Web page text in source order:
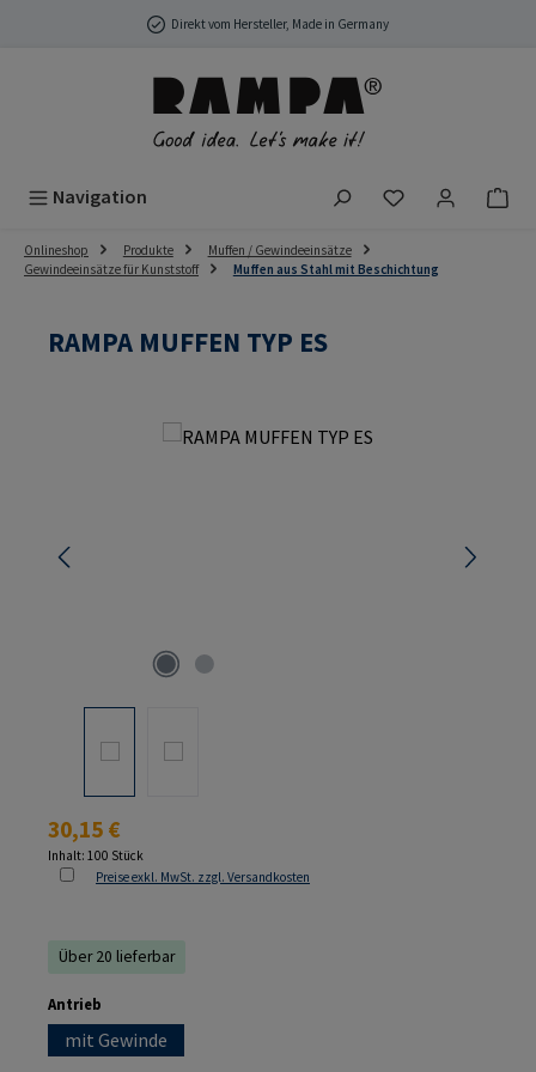
Zum Hauptinhalt springenDirekt vom Hersteller, Made in Germany
Navigation Du hast 0
Onlineshop Produkte
Muffen / Gewindeeinsätze
Gewindeeinsätze für Kunststoff
Muffen aus Stahl mit Beschichtung
RAMPA MUFFEN TYP ES
Bildergalerie überspringen
Regulärer Preis:
30,15 €
Inhalt: 100 Stück
Preise exkl. MwSt. zzgl. Versandkosten
Über 20 lieferbar
Antrieb
mit Gewinde